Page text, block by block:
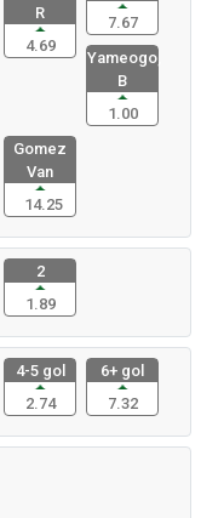
R
4.69
7.67
Yameogo,
B
1.00
Gomez
Van
14.25
2
1.89
4-5 gol
2.74
6+ gol
7.32